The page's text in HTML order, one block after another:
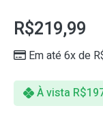
R$219,99
Em até 6x de
À vista R$